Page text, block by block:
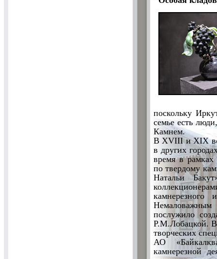
поскольку
семье есть
Камнем.
В ХVIII и ХIХ
в других
время в рамках
по твердому
Натальи
камнерезного
Немаловажным
послужило
Р.М.Лобацкой.
творческих
АО
камнерезной